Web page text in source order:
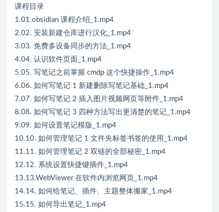
课程目录
1.01.obsidian 课程介绍_1.mp4
2.02. 安装新建仓库进行汉化_1.mp4
3.03. 免费多设备同步的方法_1.mp4
4.04. 认识软件页面_1.mp4
5.05. 写笔记之前掌握 cmdp 这个快捷操作_1.mp4
6.06. 如何写笔记 1 新建删除写笔记基础_1.mp4
7.07. 如何写笔记 2 插入图片视频网页等附件_1.mp4
8.08. 如何写笔记 3 四种方法写出更清楚的笔记_1.mp4
9.09. 如何设置笔记模版_1.mp4
10.10. 如何管理笔记 1 文件夹标签书签的使用_1.mp4
11.11. 如何管理笔记 2 双链的全部秘密_1.mp4
12.12. 系统设置快捷键插件_1.mp4
13.13.WebViewer 在软件内浏览网页_1.mp4
14.14. 如何给笔记、插件、主题整体搬家_1.mp4
15.15. 如何导出笔记_1.mp4